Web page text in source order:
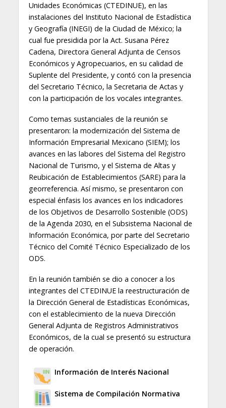
Unidades Económicas (CTEDINUE), en las
instalaciones del Instituto Nacional de Estadística
y Geografía (INEGI) de la Ciudad de México; la
cual fue presidida por la Act. Susana Pérez
Cadena, Directora General Adjunta de Censos
Económicos y Agropecuarios, en su calidad de
Suplente del Presidente, y contó con la presencia
del Secretario Técnico, la Secretaria de Actas y
con la participación de los vocales integrantes.
Como temas sustanciales de la reunión se
presentaron: la modernización del Sistema de
Información Empresarial Mexicano (SIEM); los
avances en las labores del Sistema del Registro
Nacional de Turismo, y el Sistema de Altas y
Reubicación de Establecimientos (SARE) para la
georreferencia. Así mismo, se presentaron con
especial énfasis los avances en los indicadores
de los Objetivos de Desarrollo Sostenible (ODS)
de la Agenda 2030, en el Subsistema Nacional de
Información Económica, por parte del Secretario
Técnico del Comité Técnico Especializado de los
ODS.
En la reunión también se dio a conocer a los
integrantes del CTEDINUE la reestructuración de
la Dirección General de Estadísticas Económicas,
con el establecimiento de la nueva Dirección
General Adjunta de Registros Administrativos
Económicos, de la cual se presentó su estructura
de operación.
Información de Interés Nacional
Sistema de Compilación Normativa